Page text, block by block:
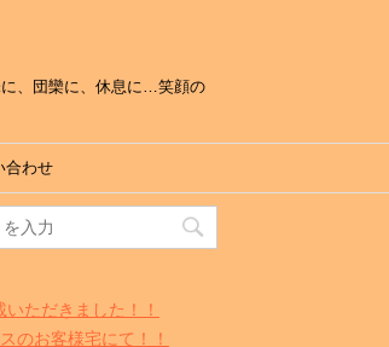
、団欒に、休息に…笑顔の
合わせ
ただきました！！
のお客様宅にて！！